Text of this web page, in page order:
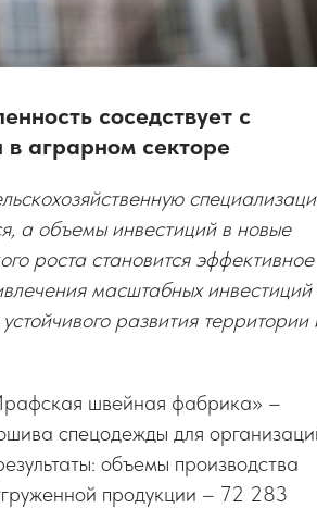
соседствует с
аграрном секторе
а объемы инвестиций в новые
роста становится эффективное
масштабных инвестиций
развития территории
швейная фабрика» –
спецодежды для
объемы производства
продукции – 72 283